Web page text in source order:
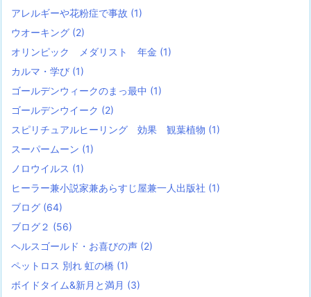
アレルギーや花粉症で事故 (1)
ウオーキング (2)
オリンピック メダリスト 年金 (1)
カルマ・学び (1)
ゴールデンウィークのまっ最中 (1)
ゴールデンウイーク (2)
スピリチュアルヒーリング 効果 観葉植物 (1)
スーパームーン (1)
ノロウイルス (1)
ヒーラー兼小説家兼あらすじ屋兼一人出版社 (1)
ブログ (64)
ブログ２ (56)
ヘルスゴールド・お喜びの声 (2)
ペットロス 別れ 虹の橋 (1)
ボイドタイム&新月と満月 (3)